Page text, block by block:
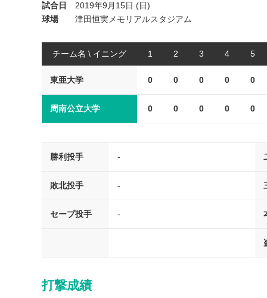
試合日
2019年9月15日 (日)
球場
津田恒実メモリアルスタジアム
チーム名 \ イニング 1 2 3 4 5
東亜大学 0 0 0 0 0
周南公立大学 0 0 0 0 0
勝利投手 -
敗北投手 -
セーブ投手 -
打撃成績